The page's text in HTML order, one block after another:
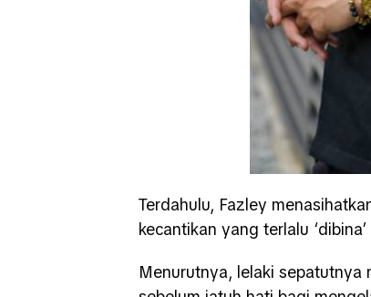
Terdahulu, Fazley
kecantikan yang terlalu
Menurutnya, lelaki sepatutnya